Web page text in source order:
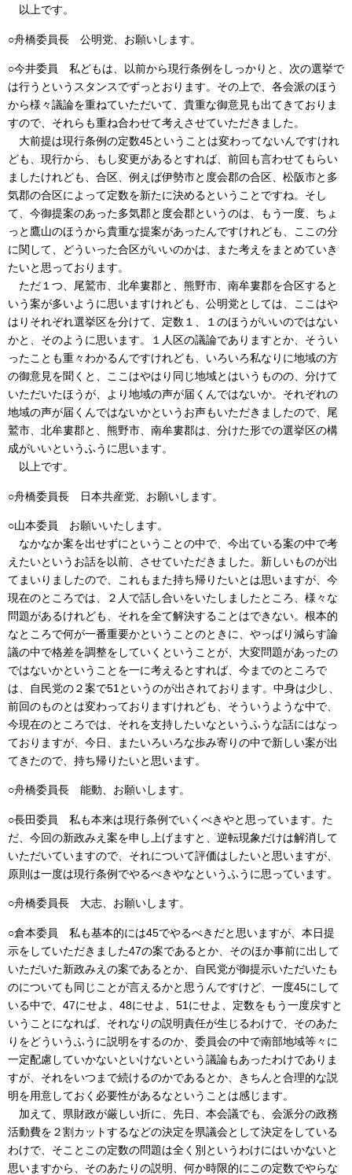
以上です。
○舟橋委員長 公明党、お願いします。
○今井委員 私どもは、以前から現行条例をしっかりと、次の選挙で
は行うというスタンスでずっとおります。その上で、各会派のほう
から様々議論を重ねていただいて、貴重な御意見も出てきておりま
すので、それらも重ね合わせて考えさせていただきました。
大前提は現行条例の定数45ということは変わってないんですけれ
ども、現行から、もし変更があるとすれば、前回も言わせてもらい
ましたけれども、合区、例えば伊勢市と度会郡の合区、松阪市と多
気郡の合区によって定数を新たに決めるということですね。そし
て、今御提案のあった多気郡と度会郡というのは、もう一度、ちょ
っと鷹山のほうから貴重な提案があったんですけれども、ここの分
に関して、どういった合区がいいのかは、また考えをまとめていき
たいと思っております。
ただ１つ、尾鷲市、北牟婁郡と、熊野市、南牟婁郡を合区すると
いう案が多いように思いますけれども、公明党としては、ここはや
はりそれぞれ選挙区を分けて、定数１、１のほうがいいのではない
かと、そのように思います。１人区の議論でありますとか、そうい
ったことも重々わかるんですけれども、いろいろ私なりに地域の方
の御意見を聞くと、ここはやはり同じ地域とはいうものの、分けて
いただいたほうが、より地域の声が届くんではないか。それぞれの
地域の声が届くんではないかというお声もいただきましたので、尾
鷲市、北牟婁郡と、熊野市、南牟婁郡は、分けた形での選挙区の構
成がいいというふうに思います。
以上です。
○舟橋委員長 日本共産党、お願いします。
○山本委員 お願いいたします。
なかなか案を出せずにということの中で、今出ている案の中で考
えたいというお話を以前、させていただきました。新しいものが出
てまいりましたので、これもまた持ち帰りたいとは思いますが、今
現在のところでは、２人で話し合いをいたしましたところ、様々な
問題があるけれども、それを全て解決することはできない。根本的
なところで何が一番重要かということのときに、やっぱり減らす論
議の中で格差を調整をしていくということが、大変問題があったの
ではないかということを一に考えるとすれば、今までのところで
は、自民党の２案で51というのが出されております。中身は少し、
前回のものとは変わっておりますけれども、そういうような中で、
今現在のところでは、それを支持したいなというふうな話にはなっ
ておりますが、今日、またいろいろな歩み寄りの中で新しい案が出
てきたので、持ち帰りたいと思います。
○舟橋委員長 能動、お願いします。
○長田委員 私も本来は現行条例でいくべきやと思っています。た
だ、今回の新政みえ案を申し上げますと、逆転現象だけは解消して
いただいていますので、それについて評価はしたいと思いますが、
原則は一度は現行条例でやるべきやなというふうに思っています。
○舟橋委員長 大志、お願いします。
○倉本委員 私も基本的には45でやるべきだと思いますが、本日提
示をしていただきました47の案であるとか、そのほか事前に出して
いただいた新政みえの案であるとか、自民党が御提示いただいたも
のについても同じことが言えるかと思うんですけど、一度45にして
いる中で、47にせよ、48にせよ、51にせよ、定数をもう一度戻すと
いうことになれば、それなりの説明責任が生じるわけで、そのあた
りをどういうふうに説明をするのか、委員会の中で南部地域等々に
一定配慮していかないといけないという議論もあったわけでありま
すが、それをいつまで続けるのかであるとか、きちんと合理的な説
明を用意しておく必要性があるなということは感じます。
加えて、県財政が厳しい折に、先日、本会議でも、会派分の政務
活動費を２割カットするなどの決定を県議会として決定をしている
わけで、そことこの定数の問題は全く別というわけにはいかないと
思いますから、そのあたりの説明、何か時限的にこの定数でやらな